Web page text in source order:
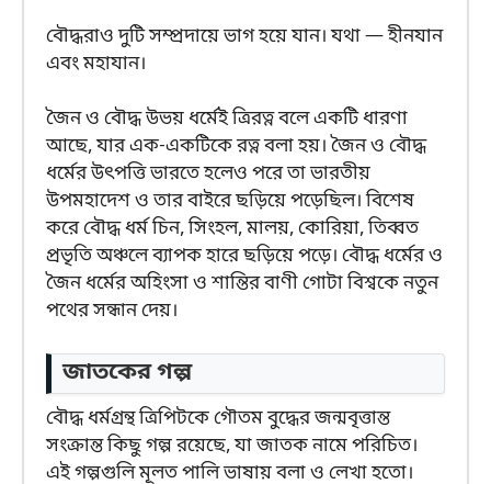
বৌদ্ধরাও দুটি সম্প্রদায়ে ভাগ হয়ে যান। যথা — হীনযান
এবং মহাযান।
জৈন ও বৌদ্ধ উভয় ধর্মেই ত্রিরত্ন বলে একটি ধারণা
আছে, যার এক-একটিকে রত্ন বলা হয়। জৈন ও বৌদ্ধ
ধর্মের উৎপত্তি ভারতে হলেও পরে তা ভারতীয়
উপমহাদেশ ও তার বাইরে ছড়িয়ে পড়েছিল। বিশেষ
করে বৌদ্ধ ধর্ম চিন, সিংহল, মালয়, কোরিয়া, তিব্বত
প্রভৃতি অঞ্চলে ব্যাপক হারে ছড়িয়ে পড়ে। বৌদ্ধ ধর্মের ও
জৈন ধর্মের অহিংসা ও শান্তির বাণী গোটা বিশ্বকে নতুন
পথের সন্ধান দেয়।
জাতকের গল্প
বৌদ্ধ ধর্মগ্রন্থ ত্রিপিটকে গৌতম বুদ্ধের জন্মবৃত্তান্ত
সংক্রান্ত কিছু গল্প রয়েছে, যা জাতক নামে পরিচিত।
এই গল্পগুলি মূলত পালি ভাষায় বলা ও লেখা হতো।